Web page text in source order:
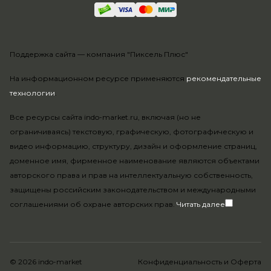
На информационном ресурсе применяются рекомендательные
технологии.
Все ресурсы сайта indo-market.ru, включая (но не
ограничиваясь) текстовую, графическую, фотографическую и
видео информацию, структуру, дизайн и оформление страниц,
доменное имя, фирменное наименование являются объектами
авторского права и прав на интеллектуальную собственность,
защищены российским законодательством и международными
соглашениями об охране авторских прав. Читать далее
Поддержка сайта — компания "Пиксель Плюс"
© 2026 indo-market Конфиденциальность и Оферта